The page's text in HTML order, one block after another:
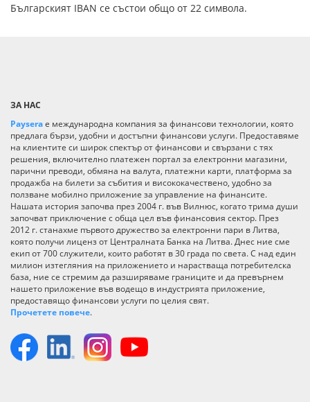
Българският IBAN се състои общо от 22 символа.
ЗА НАС
Payseraе международна компания за финансови технологии, която
предлага бързи, удобни и достъпни финансови услуги. Предоставяме
на клиентите си широк спектър от финансови и свързани с тях
решения, включително платежен портал за електронни магазини,
парични преводи, обмяна на валута, платежни карти, платформа за
продажба на билети за събития и висококачествено, удобно за
ползване мобилно приложение за управление на финансите.
Нашата история започва през 2004 г. във Вилнюс, когато трима души
започват приключение с обща цел във финансовия сектор. През
2012 г. станахме първото дружество за електронни пари в Литва,
която получи лиценз от Централната Банка на Литва. Днес ние сме
екип от 700 служители, които работят в 30 града по света. С над един
милион изтегляния на приложението и нарастваща потребителска
база, ние се стремим да разширяваме границите и да превърнем
нашето приложение във водещо в индустрията приложение,
предоставящо финансови услуги по целия свят.
Прочетете повече.